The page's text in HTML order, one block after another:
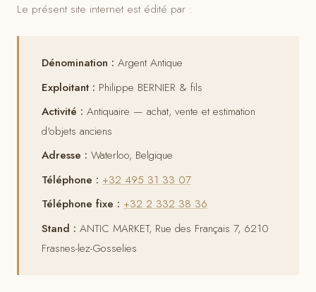
Le présent site internet est édité par :
Dénomination : Argent Antique
Exploitant : Philippe BERNIER & fils
Activité : Antiquaire — achat, vente et estimation
d'objets anciens
Adresse : Waterloo, Belgique
Téléphone : +32 495 31 33 07
Téléphone fixe : +32 2 332 38 36
Stand : ANTIC MARKET, Rue des Français 7, 6210
Frasnes-lez-Gosselies